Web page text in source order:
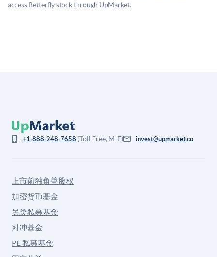
access Betterfly stock through UpMarket.
+1-888-248-7658 (Toll Free, M-F) invest@upmarket.co
上市前独角兽股权
加密货币基金
另类私募基金
对冲基金
PE 私募基金